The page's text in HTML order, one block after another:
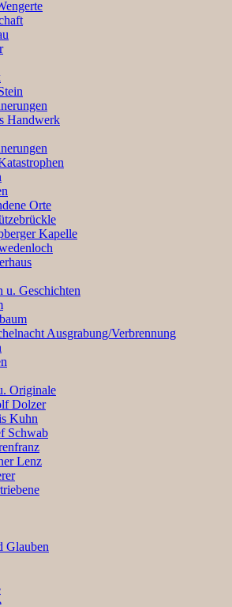
Handwerk
Orte
Kapelle
u. Geschichten
Ausgrabung/Verbrennung
Originale
Dolzer
Kuhn
Schwab
Lenz
Glauben